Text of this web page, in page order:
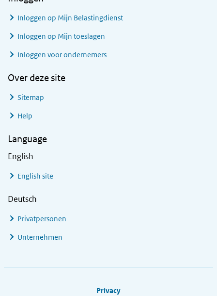
Inloggen op Mijn Belastingdienst
Inloggen op Mijn toeslagen
Inloggen voor ondernemers
Over deze site
Sitemap
Help
Language
English
English site
Deutsch
Privatpersonen
Unternehmen
Privacy